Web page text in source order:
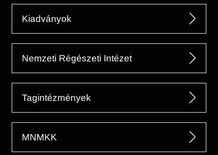
Kiadványok
Nemzeti Régészeti Intézet
Tagintézmények
MNMKK